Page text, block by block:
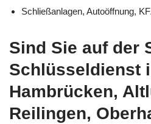
Schließanlagen, Autoöffnung,
Sind Sie auf der
Schlüsseldienst
Hambrücken,
Reilingen,